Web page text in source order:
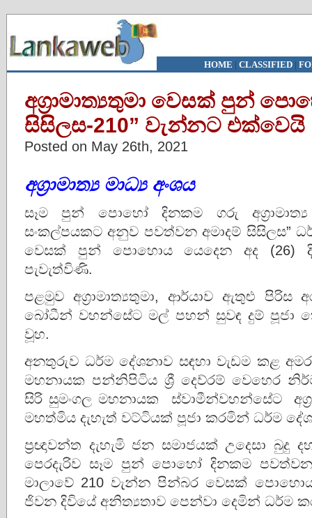
HOME | CLASSIFIED|
අග්‍රාමාත්‍යතුමා වෙසක් පුන්
සිසිලස-210” වැන්නට එක්වෙයි
Posted on May 26th, 2021
අග්‍රාමාත්‍ය මාධ්‍ය අංශය
සෑම පුන් පොහෝ දිනකම ගරු
සංකල්පයකට අනුව පවත්වන අමාදම් සිසිලස”
වෙසක් පුන් පොහොය යෙදෙන අද (26)
පැවැත්විණි.
පළමුව අග්‍රාමාත්‍යතුමා, ආර්යාව ඇතුළු පිරිස
බෝධීන් වහන්සේට මල් පහන් සුවඳ දුම් පූජා
වූහ.
අනතුරුව ධර්ම දේශනාව සඳහා වැඩම කළ
මහනායක පන්නිපිටිය ශ්‍රී දෙව්රම් වෙහෙර
සිරි සුමංගල මහනායක ස්වාමීන්වහන්සේට
මහත්මිය දැහැත් වට්ටියක් පූජා කරමින් ධර්ම
ප්‍රඥාවන්ත දැහැමි ජන සමාජයක් උදෙසා බුදු
පෙරදැරිව සෑම පුන් පොහෝ දිනකම පවත්වන
මාලාවේ 210 වැන්න පින්බර වෙසක්
ජිවන දිවියේ අනිත්‍යතාව පෙන්වා දෙමින් ධර්ම